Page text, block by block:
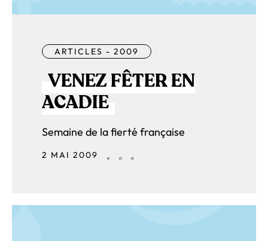
ARTICLES - 2009
VENEZ FÊTER EN
ACADIE
Semaine de la fierté française
2 MAI 2009